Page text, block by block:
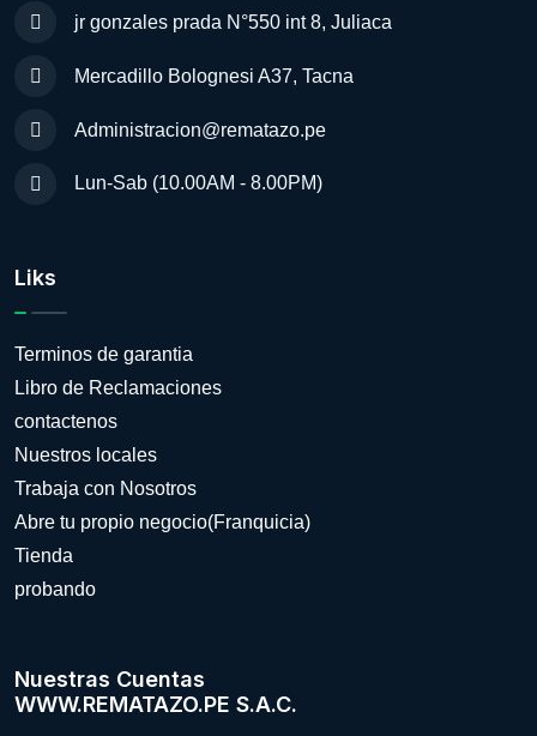
jr gonzales prada N°550 int 8, Juliaca
Mercadillo Bolognesi A37, Tacna
Administracion@rematazo.pe
Lun-Sab (10.00AM - 8.00PM)
Liks
Terminos de garantia
Libro de Reclamaciones
contactenos
Nuestros locales
Trabaja con Nosotros
Abre tu propio negocio(Franquicia)
Tienda
probando
Nuestras Cuentas
WWW.REMATAZO.PE S.A.C.